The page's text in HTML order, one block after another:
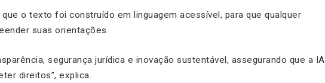
o texto foi construído em linguagem acessível, para que qualquer
suas orientações.
segurança jurídica e inovação sustentável, assegurando que a IA
direitos”, explica.